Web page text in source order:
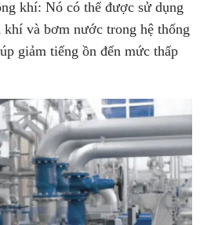
khí: Nó có thể được sử dụng
khí và bơm nước trong hệ thống
giảm tiếng ồn đến mức thấp